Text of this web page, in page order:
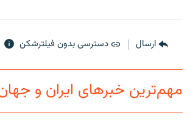
ارسال دسترسی بدون فیلترشکن
مهم‌ترین خبرهای ایران و